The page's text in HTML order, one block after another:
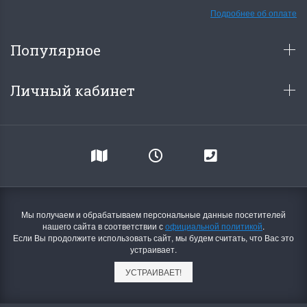
Подробнее об оплате
Популярное
Личный кабинет
Мы получаем и обрабатываем персональные данные посетителей
нашего сайта в соответствии софициальной политикой.
Если Вы продолжите использовать сайт, мы будем считать, что Вас это
устраивает.
УСТРАИВАЕТ!